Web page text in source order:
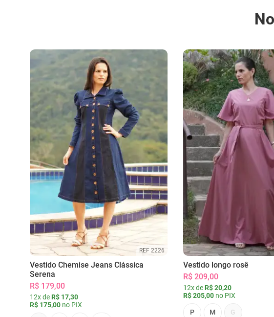
REF 2226
Vestido Chemise Jeans Clássica
Serena
R$ 179,00
12x de R$ 17,30
R$ 175,00 no PIX
Vestido longo rosê
R$ 209,00
12x de R$ 20,20
R$ 205,00no PIX
P M G